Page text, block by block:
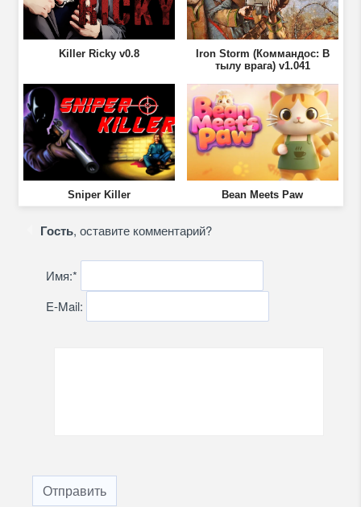
Killer Ricky v0.8
Iron Storm (Коммандос: В
тылу врага) v1.041
Sniper Killer Bean Meets Paw
Гость, оставите комментарий?
Имя:*
E-Mail:
Отправить